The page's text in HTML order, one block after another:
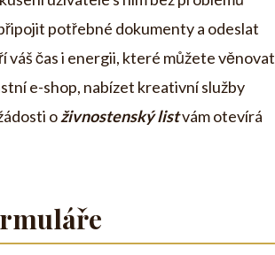
potřebné dokumenty a odeslat
váš čas i energii, které můžete věnovat
e-shop, nabízet kreativní služby
oživnostenský listvám otevírá